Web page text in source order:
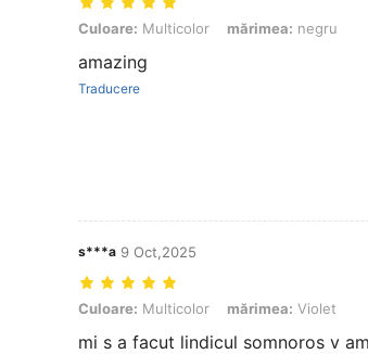
Culoare: Multicolor, mărimea: negru
Culoare: Multicolor mărimea: negru
amazing
Traducere
s***a 9 Oct,2025
Culoare: Multicolor, mărimea: Violet
Culoare: Multicolor mărimea: Violet
mi s a facut lindicul somnoros v